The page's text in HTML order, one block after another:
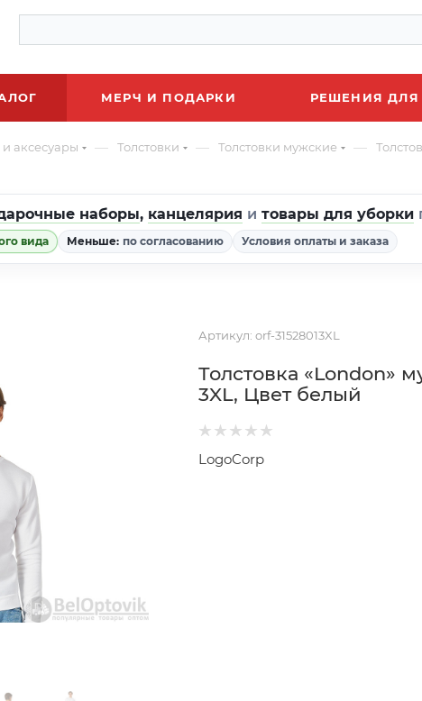
МЕРЧ И ПОДАРКИ РЕШЕНИЯ ДЛЯ
аксесуары — Толстовки — Толстовки мужские —
наборы, канцелярия и товары для уборки
вида Меньше: по согласованию Условия оплаты и заказа
Артикул: orf-31528013XL
Толстовка «London»
3XL, Цвет белый
LogoCorp